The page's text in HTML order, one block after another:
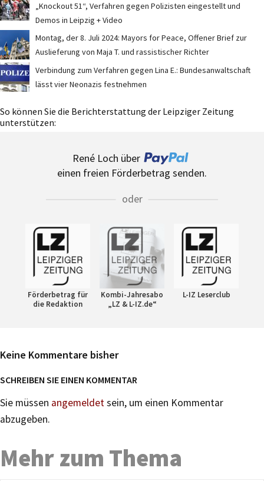
„Knockout 51“, Verfahren gegen Polizisten eingestellt und
Demos in Leipzig + Video
Montag, der 8. Juli 2024: Mayors for Peace, Offener Brief zur
Auslieferung von Maja T. und rassistischer Richter
Verbindung zum Verfahren gegen Lina E.: Bundesanwaltschaft
lässt vier Neonazis festnehmen
So können Sie die Berichterstattung der Leipziger Zeitung
unterstützen:
René Loch über
einen freien Förderbetrag senden.
oder
Förderbetrag für
die Redaktion
Kombi-Jahresabo
„LZ & L-IZ.de“
L-IZ Leserclub
Keine Kommentare bisher
SCHREIBEN SIE EINEN KOMMENTAR
Sie müssen angemeldetsein, um einen Kommentar
abzugeben.
Mehr zum Thema